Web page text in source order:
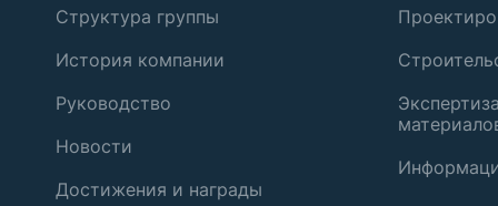
Структура группы
История компании
Руководство
Новости
Достижения и награды